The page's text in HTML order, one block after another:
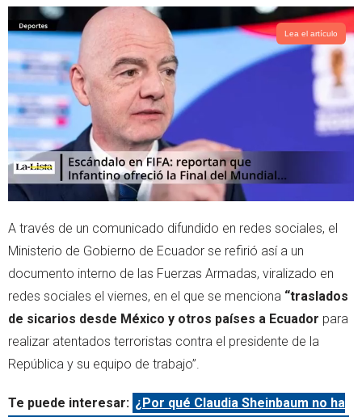
Lea el artículo
A través de un comunicado difundido en redes sociales, el
Ministerio de Gobierno de Ecuador se refirió así a un
documento interno de las Fuerzas Armadas, viralizado en
redes sociales el viernes, en el que se menciona “traslados
de sicarios desde México y otros países a Ecuador para
realizar atentados terroristas contra el presidente de la
República y su equipo de trabajo”.
Te puede interesar: ¿Por qué Claudia Sheinbaum no ha